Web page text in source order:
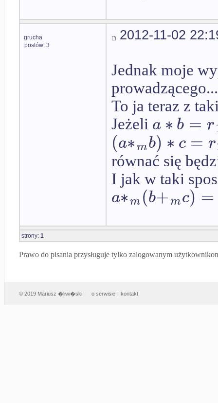
grucha
postów: 3
2012-11-02
Jednak moje
prowadzącego...
To ja teraz z
Jeżeli a ∗ b = r
(a∗mb) ∗ c = r
równać się
I jak w taki
a∗m(b+mc) =
strony: 1
Prawo do pisania przysługuje tylko zalogowanym
© 2019 Mariusz �liwi�ski o serwisie | kontakt